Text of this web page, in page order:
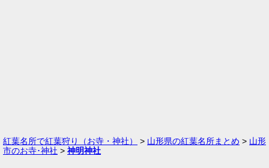
紅葉名所で紅葉狩り（お寺・神社） > 山形県の紅葉名所まとめ > 山形
市のお寺･神社 > 神明神社